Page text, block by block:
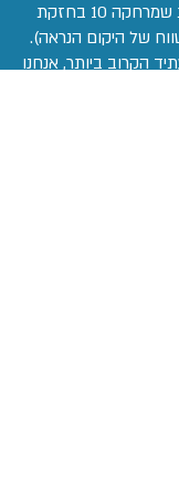
שנמצא בגלקסיה אחרת שמרחקה 10 בחזקת
של היקום הנראה).
הקרוב ביותר, אנחנו